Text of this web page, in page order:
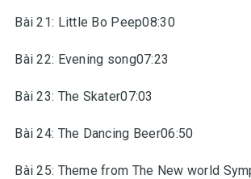
Bài 21: Little Bo Peep08:30
Bài 22: Evening song07:23
Bài 23: The Skater07:03
Bài 24: The Dancing Beer06:50
Bài 25: Theme from The New world